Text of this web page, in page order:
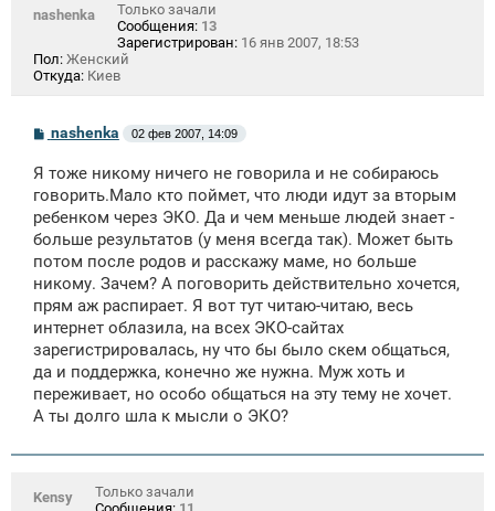
nashenka
Только зачали
Сообщения: 13
Зарегистрирован: 16 янв 2007, 18:53
Пол: Женский
Откуда: Киев
С
б
щ
н
и
nashenka 02 фев 2007, 14:09
Я тоже никому ничего не говорила и не собираюсь
говорить.Мало кто поймет, что люди идут за вторым
ребенком через ЭКО. Да и чем меньше людей знает -
больше результатов (у меня всегда так). Может быть
потом после родов и расскажу маме, но больше
никому. Зачем? А поговорить действительно хочется,
прям аж распирает. Я вот тут читаю-читаю, весь
интернет облазила, на всех ЭКО-сайтах
зарегистрировалась, ну что бы было скем общаться,
да и поддержка, конечно же нужна. Муж хоть и
переживает, но особо общаться на эту тему не хочет.
А ты долго шла к мысли о ЭКО?
Kensy
Только зачали